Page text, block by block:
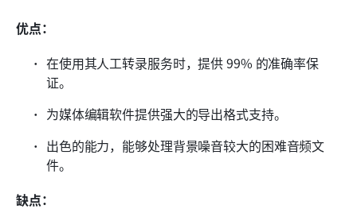
优点：
在使用其人工转录服务时，提供 99% 的准确率保
证。
为媒体编辑软件提供强大的导出格式支持。
出色的能力，能够处理背景噪音较大的困难音频文
件。
缺点：